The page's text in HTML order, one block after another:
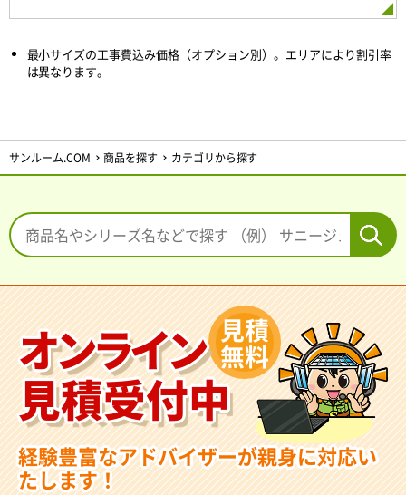
最小サイズの工事費込み価格（オプション別）。エリアにより割引率
は異なります。
サンルーム.COM 商品を探す カテゴリから探す
オンライン
見積受付中
見積
無料
経験豊富なアドバイザーが親身に対応い
たします！